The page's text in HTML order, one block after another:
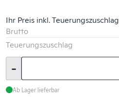
Ihr Preis inkl. Teuerungszuschlag
Brutto
Teuerungszuschlag
-
Ab Lager lieferbar